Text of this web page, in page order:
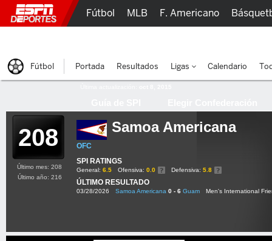
208 Samoa Americana
OFC
SPI RATINGS
General: 6.5 Ofensiva: 0.0 Defensiva: 5.8
ÚLTIMO RESULTADO
03/28/2026 Samoa Americana 0 - 6 Guam Men's International
Último mes: 208
Último año: 216
Fútbol MLB F. Americano
Fútbol Portada Resultados Ligas Calendario